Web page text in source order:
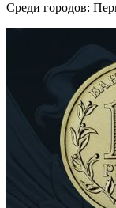
Среди городов: